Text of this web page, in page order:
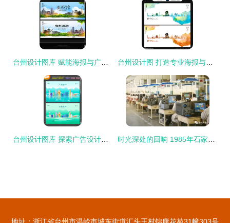
台州设计图库 赋能海报与广告设计的创意引擎 台州设计图 打造专业海报与广告设计的灵感宝库
台州设计图库 探索广告设计的创意之源 时光深处的回响 1985年石家庄老厂广告记忆